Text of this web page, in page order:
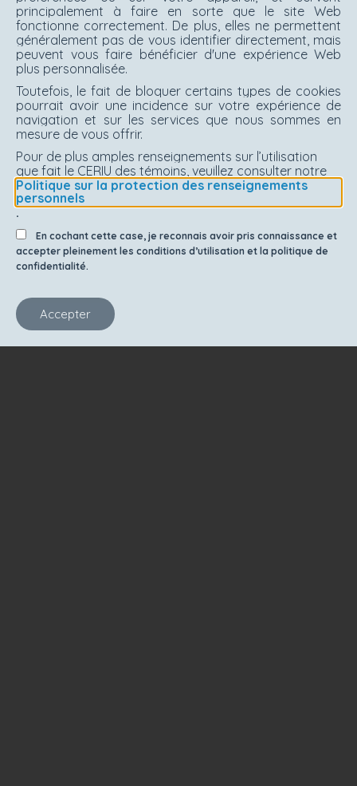
principalement à faire en sorte que le site Web
fonctionne correctement. De plus, elles ne permettent
généralement pas de vous identifier directement, mais
peuvent vous faire bénéficier d'une expérience Web
plus personnalisée.
Toutefois, le fait de bloquer certains types de cookies
pourrait avoir une incidence sur votre expérience de
navigation et sur les services que nous sommes en
mesure de vous offrir.
Pour de plus amples renseignements sur l’utilisation
que fait le CERIU des témoins, veuillez consulter notre
Politique sur la protection des renseignements
personnels
.
En cochant cette case, je reconnais avoir pris connaissance et
accepter pleinement les conditions d’utilisation et la politique de
confidentialité.
Accepter